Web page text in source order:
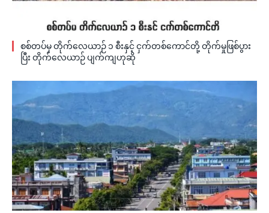
စစ်တပ်မှ တိုက်လေယာဉ် ၁ စီးနှင့် ငှက်တစ်ကောင်တို့ တိုက်မှုဖြစ်ပွား
ပြီး တိုက်လေယာဉ် ပျက်ကျဟုဆို